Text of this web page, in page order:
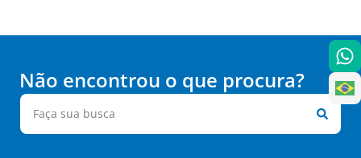
Não encontrou o que procura?